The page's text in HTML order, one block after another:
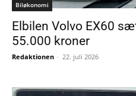
Biløkonomi
Elbilen Volvo EX60
55.000 kroner
Redaktionen - 22. juli 2026